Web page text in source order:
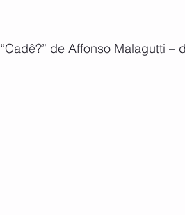
“Cadê?” de Affonso Malagutti –